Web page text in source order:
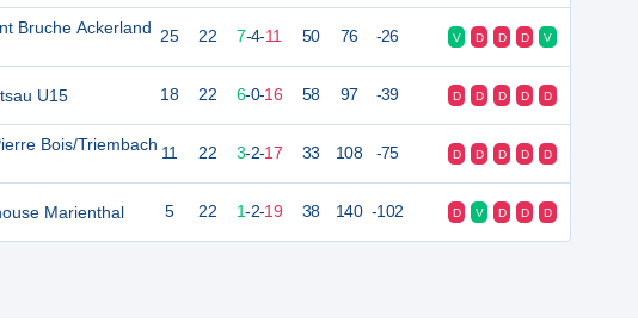
Bruche Ackerland
U15
Bois/Triembach
Marienthal
25 22 7-4-11 50 76 -26 V D D D V
18 22 6-0-16 58 97 -39 D D D D D
11 22 3-2-17 33 108 -75 D D D D D
5 22 1-2-19 38 140 -102 D V D D D